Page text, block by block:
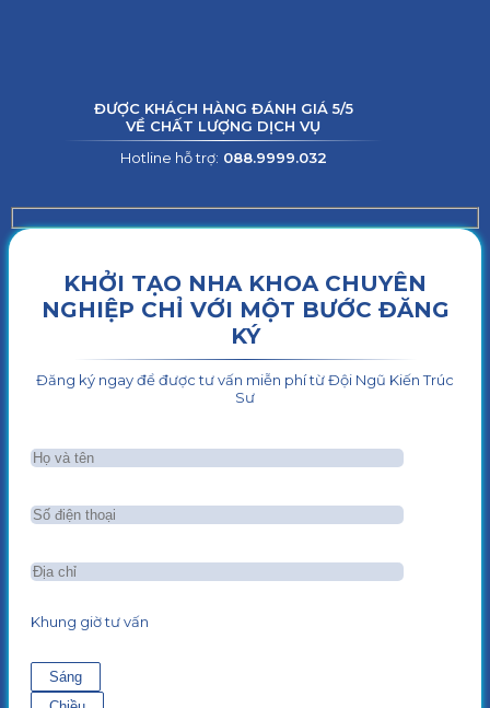
ĐƯỢC KHÁCH HÀNG ĐÁNH GIÁ 5/5
VỀ CHẤT LƯỢNG DỊCH VỤ
Hotline hỗ trợ: 088.9999.032
KHỞI TẠO NHA KHOA CHUYÊN
NGHIỆP CHỈ VỚI MỘT BƯỚC ĐĂNG
KÝ
Đăng ký ngay để được tư vấn miễn phí từ Đội Ngũ Kiến Trúc
Sư
Khung giờ tư vấn
Sáng